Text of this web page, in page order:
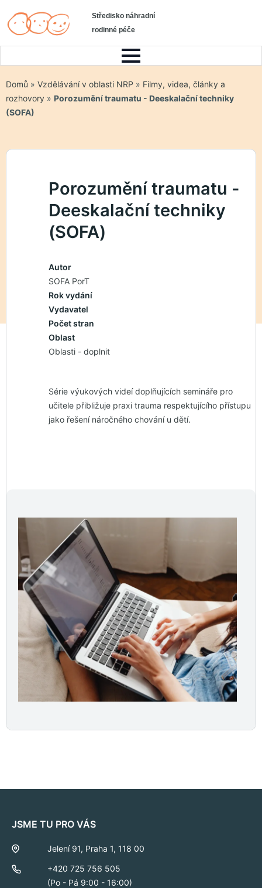
Středisko náhradní
rodinné péče
Domů » Vzdělávání v oblasti NRP » Filmy, videa, články a
rozhovory » Porozumění traumatu - Deeskalační techniky
(SOFA)
Porozumění traumatu -
Deeskalační techniky
(SOFA)
Autor
SOFA PorT
Rok vydání
Vydavatel
Počet stran
Oblast
Oblasti - doplnit
Série výukových videí doplňujících semináře pro
učitele přibližuje praxi trauma respektujícího přístupu
jako řešení náročného chování u dětí.
JSME TU PRO VÁS
Jelení 91, Praha 1, 118 00
+420 725 756 505
(Po - Pá 9:00 - 16:00)